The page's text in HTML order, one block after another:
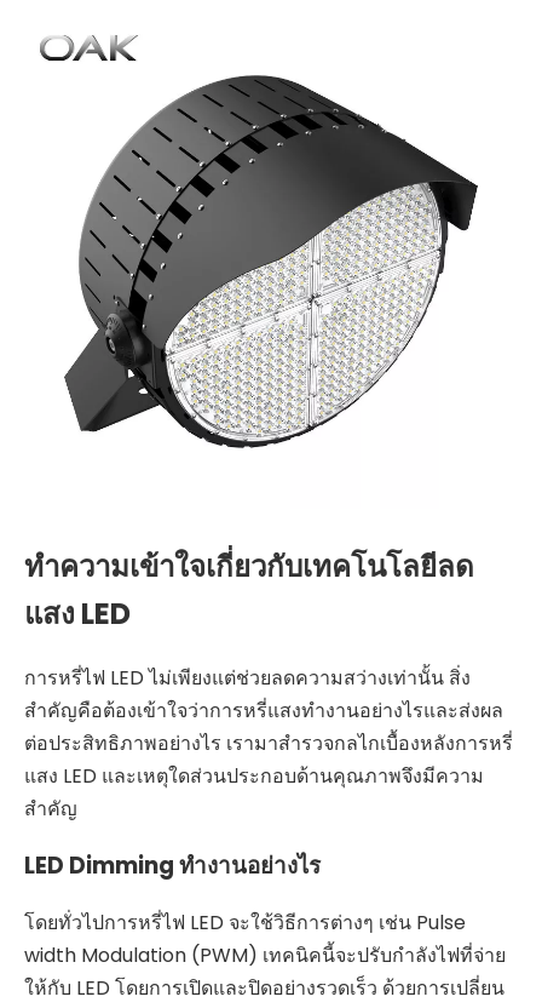
ทำความเข้าใจเกี่ยวกับเทคโนโลยีลด
แสง LED
การหรี่ไฟ LED ไม่เพียงแต่ช่วยลดความสว่างเท่านั้น สิ่ง
สำคัญคือต้องเข้าใจว่าการหรี่แสงทำงานอย่างไรและส่งผล
ต่อประสิทธิภาพอย่างไร เรามาสำรวจกลไกเบื้องหลังการหรี่
แสง LED และเหตุใดส่วนประกอบด้านคุณภาพจึงมีความ
สำคัญ
LED Dimming ทำงานอย่างไร
โดยทั่วไปการหรี่ไฟ LED จะใช้วิธีการต่างๆ เช่น Pulse
width Modulation (PWM) เทคนิคนี้จะปรับกำลังไฟที่จ่าย
ให้กับ LED โดยการเปิดและปิดอย่างรวดเร็ว ด้วยการเปลี่ยน